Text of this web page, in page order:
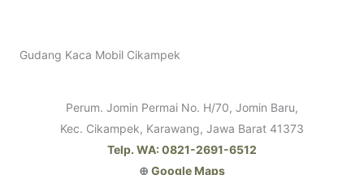
Gudang Kaca Mobil Cikampek
Perum. Jomin Permai No. H/70, Jomin Baru,
Kec. Cikampek, Karawang, Jawa Barat 41373
Telp. WA: 0821-2691-6512
⊕ Google Maps